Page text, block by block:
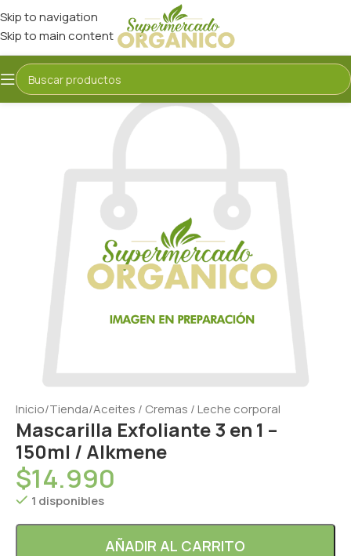
Skip to navigation
Skip to main content
Inicio/Tienda/Aceites / Cremas / Leche corporal
Mascarilla Exfoliante 3 en 1 –
150ml / Alkmene
$14.990
1 disponibles
AÑADIR AL CARRITO